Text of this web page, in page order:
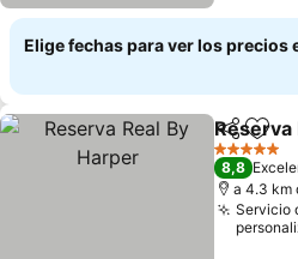
Elige fechas para ver los precios
Compartir
Reserva
5 Estrellas
8,8
a 4.3 km
Servicio